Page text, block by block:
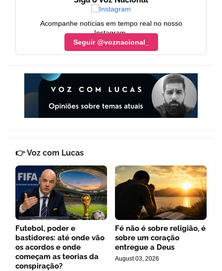
Acompanhe notícias em tempo real no nosso
Instagram.
Seguir @voznacional_
👉 Voz com Lucas
Futebol, poder e
bastidores: até onde vão
os acordos e onde
começam as teorias da
conspiração?
Fé não é sobre religião, é
sobre um coração
entregue a Deus
August 03, 2026